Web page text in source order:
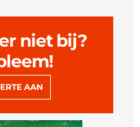
niet bij?
AAN